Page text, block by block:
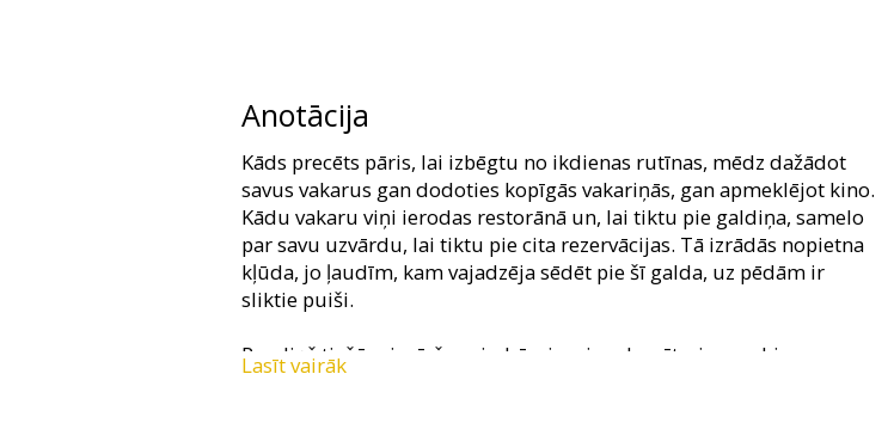
Anotācija
Kāds precēts pāris, lai izbēgtu no ikdienas rutīnas, mēdz dažādot
savus vakarus gan dodoties kopīgās vakariņās, gan apmeklējot kino.
Kādu vakaru viņi ierodas restorānā un, lai tiktu pie galdiņa, samelo
par savu uzvārdu, lai tiktu pie cita rezervācijas. Tā izrādās nopietna
kļūda, jo ļaudīm, kam vajadzēja sēdēt pie šī galda, uz pēdām ir
sliktie puiši.
Randiņš tiešām izvēršas piedzīvojumiem bagāts, jo nu abiem nu
jāliek lietā attapība un humora izjūta, lai izbēgtu no noziedznieku
Lasīt vairāk